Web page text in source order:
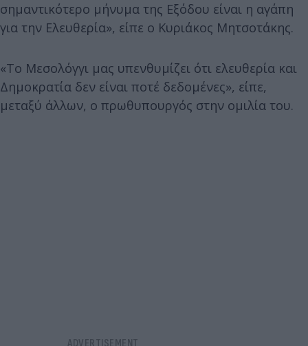
σημαντικότερο μήνυμα της Εξόδου είναι η αγάπη
για την Ελευθερία», είπε ο Κυριάκος Μητσοτάκης.
«Το Μεσολόγγι μας υπενθυμίζει ότι ελευθερία και
Δημοκρατία δεν είναι ποτέ δεδομένες», είπε,
μεταξύ άλλων, ο πρωθυπουργός στην ομιλία του.